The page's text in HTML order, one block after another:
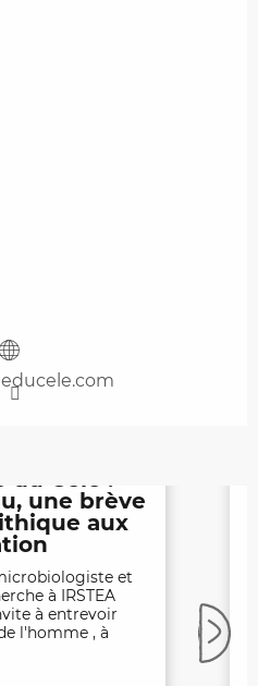
du Célé :
une brève
aux
et
à IRSTEA
à entrevoir
l'homme , à